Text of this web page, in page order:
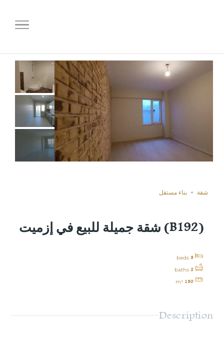
Share شقة بناء مستقل
(B192) شقة جميلة للبيع في إزميت
3
beds
2
baths
130
m²
Description